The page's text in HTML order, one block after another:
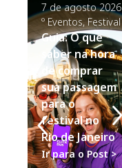
7 de agosto 2026
ºEventos,Festival
Guia: O que
saber na hora
de comprar
sua passagem
para o
festival no
Rio de Janeiro
Ir para o Post >